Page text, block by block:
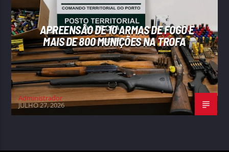
APREENSÃO DE 10 ARMAS DE FOGO E
MAIS DE 800 MUNIÇÕES NA TROFA
Administrador
JULHO 27, 2026